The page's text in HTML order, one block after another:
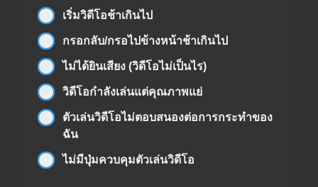
เริ่มวิดีโอช้าเกินไป
กรอกลับ/กรอไปข้างหน้าช้าเกินไป
ไม่ได้ยินเสียง (วิดีโอไม่เป็นไร)
วิดีโอกำลังเล่นแต่คุณภาพแย่
ตัวเล่นวิดีโอไม่ตอบสนองต่อการกระทำของ
ฉัน
ไม่มีปุ่มควบคุมตัวเล่นวิดีโอ